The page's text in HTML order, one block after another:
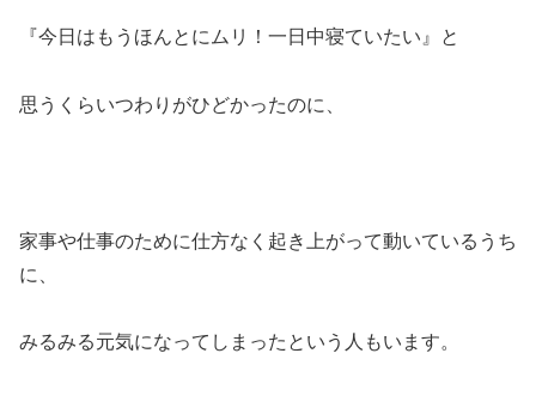
『今日はもうほんとにムリ！一日中寝ていたい』と
思うくらいつわりがひどかったのに、
家事や仕事のために仕方なく起き上がって動いているうち
に、
みるみる元気になってしまったという人もいます。